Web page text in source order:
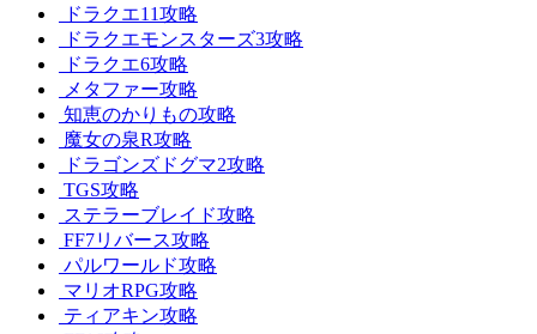
ドラクエ11攻略
ドラクエモンスターズ3攻略
ドラクエ6攻略
メタファー攻略
知恵のかりもの攻略
魔女の泉R攻略
ドラゴンズドグマ2攻略
TGS攻略
ステラーブレイド攻略
FF7リバース攻略
パルワールド攻略
マリオRPG攻略
ティアキン攻略